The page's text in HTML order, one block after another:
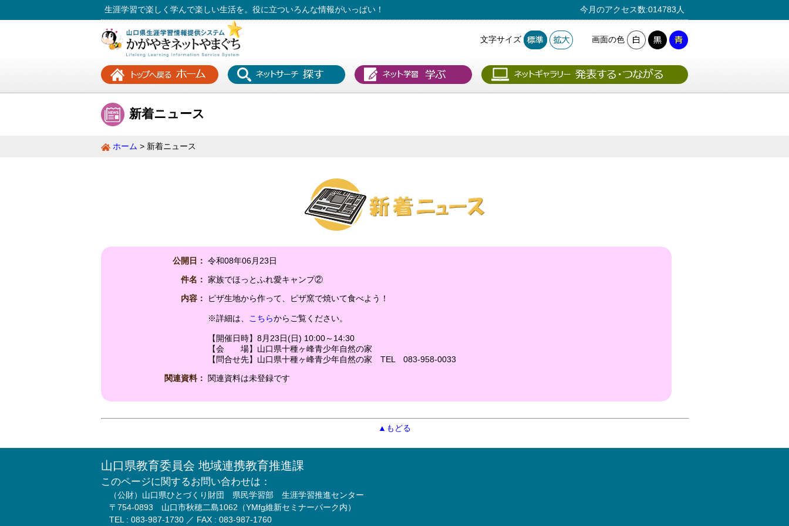
生涯学習で楽しく学んで楽しい生活を。役に立ついろんな情報がいっぱい！ 今月のアクセス数:014783人
文字サイズ 画面の色
新着ニュース
ホーム 新着ニュース
公開日： 令和08年06月23日
件名： 家族でほっとふれ愛キャンプ②
内容：
ピザ生地から作って、ピザ窯で焼いて食べよう！
※詳細は、 こちらからご覧ください。
【開催日時】8月23日(日) 10:00～14:30
【会 場】山口県十種ヶ峰青少年自然の家
【問合せ先】山口県十種ヶ峰青少年自然の家 TEL 083-958-0033
関連資料： 関連資料は未登録です
▲もどる
山口県教育委員会 地域連携教育推進課
このページに関するお問い合わせは：
（公財）山口県ひとづくり財団 県民学習部 生涯学習推進センター
〒754-0893 山口市秋穂二島1062（YMfg維新セミナーパーク内）
TEL : 083-987-1730 ／ FAX : 083-987-1760